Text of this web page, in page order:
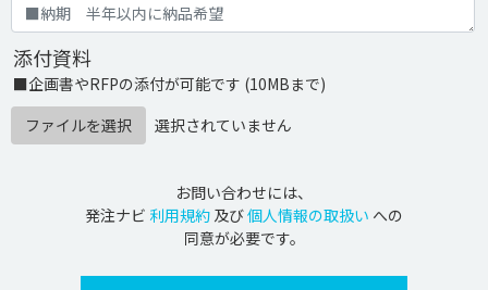
添付資料
■企画書やRFPの添付が可能です (10MBまで)
ファイルを選択
選択されていません
お問い合わせには、
発注ナビ 利用規約 及び個人情報の取扱い への
同意が必要です。